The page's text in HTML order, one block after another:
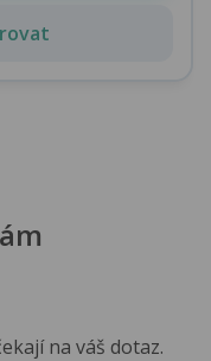
na váš dotaz.